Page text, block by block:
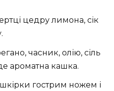
цедру лимона, сік
часник, олію, сіль
ароматна кашка.
гострим ножем і